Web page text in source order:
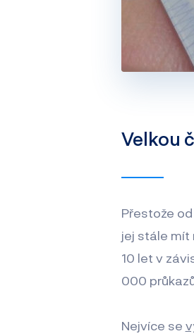
Velkou
Přestože
jej stále mít
10 let v
000
Nejvíce se